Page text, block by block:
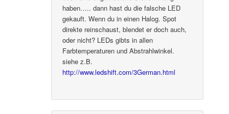
haben….. dann hast du die falsche LED
gekauft. Wenn du in einen Halog. Spot
direkte reinschaust, blendet er doch auch,
oder nicht? LEDs gibts in allen
Farbtemperaturen und Abstrahlwinkel.
siehe z.B.
http://www.ledshift.com/3German.html